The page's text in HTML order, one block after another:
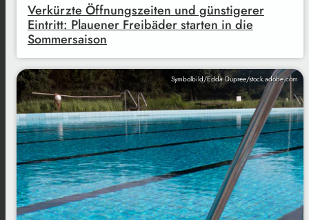
Verkürzte Öffnungszeiten und günstigerer
Eintritt: Plauener Freibäder starten in die
Sommersaison
Symbolbild/Edda Dupree/stock.adobe.com